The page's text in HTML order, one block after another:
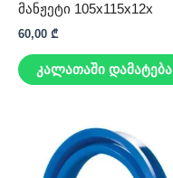
მანჟეტი 105x115x12x
60,00 ₾
კალათაში დამატება